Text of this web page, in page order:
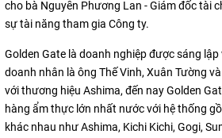
cho bà Nguyễn Phương Lan - Giám đốc tài
sự tài năng tham gia Công ty.
Golden Gate là doanh nghiệp được sáng
doanh nhân là ông Thế Vinh, Xuân Tường
với thương hiệu Ashima, đến nay Golden
hàng ẩm thực lớn nhất nước với hệ thống
khác nhau như Ashima, Kichi Kichi, Gogi,